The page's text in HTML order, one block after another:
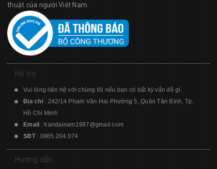
thuật của người Việt Nam.
Hỗ trợ
Vui lòng liên hệ với chúng tôi nếu bạn có bất kỳ vấn đề gì.
Địa chỉ : 242/14 Phạm Văn Hai Phường 5, Quận Tân Bình, Tp.
Hồ Chí Minh
Email : trandainam1987@gmail.com
SĐT : 0965.204.074
Hướng dẫn